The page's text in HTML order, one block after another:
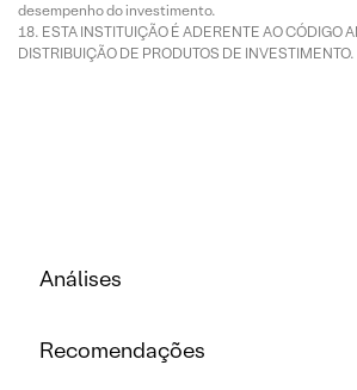
desempenho do investimento.
ESTA INSTITUIÇÃO É ADERENTE AO CÓDIGO
DISTRIBUIÇÃO DE PRODUTOS DE INVESTIMENTO.
Análises
Recomendações